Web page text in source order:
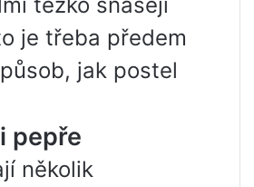
je třeba předem
jak postel
pepře
několik